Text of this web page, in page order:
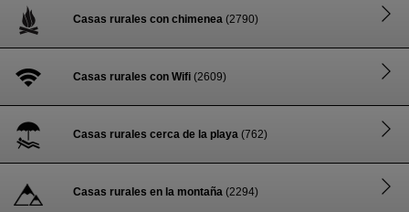
Casas rurales con chimenea (2790)
Casas rurales con Wifi (2609)
Casas rurales cerca de la playa (762)
Casas rurales en la montaña (2294)